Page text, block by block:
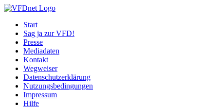
Start
Sag ja zur VFD!
Presse
Mediadaten
Kontakt
Wegweiser
Datenschutzerklärung
Nutzungsbedingungen
Impressum
Hilfe